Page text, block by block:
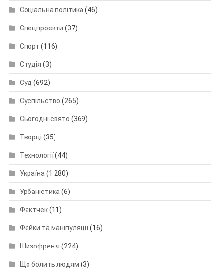
Соціальна політика (46)
Спецпроекти (37)
Спорт (116)
Студія (3)
Суд (692)
Суспільство (265)
Сьогодні свято (369)
Творці (35)
Технології(44)
Україна (1 280)
Урбаністика (6)
Фактчек(11)
Фейки та маніпуляції(16)
Шизофренія (224)
Що болить людям (3)